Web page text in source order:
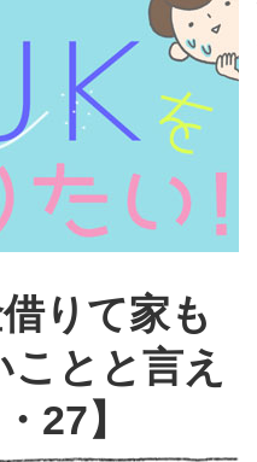
りて家も
とと言え
27】